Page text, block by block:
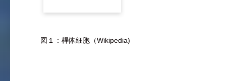
図１：桿体細胞（Wikipedia)